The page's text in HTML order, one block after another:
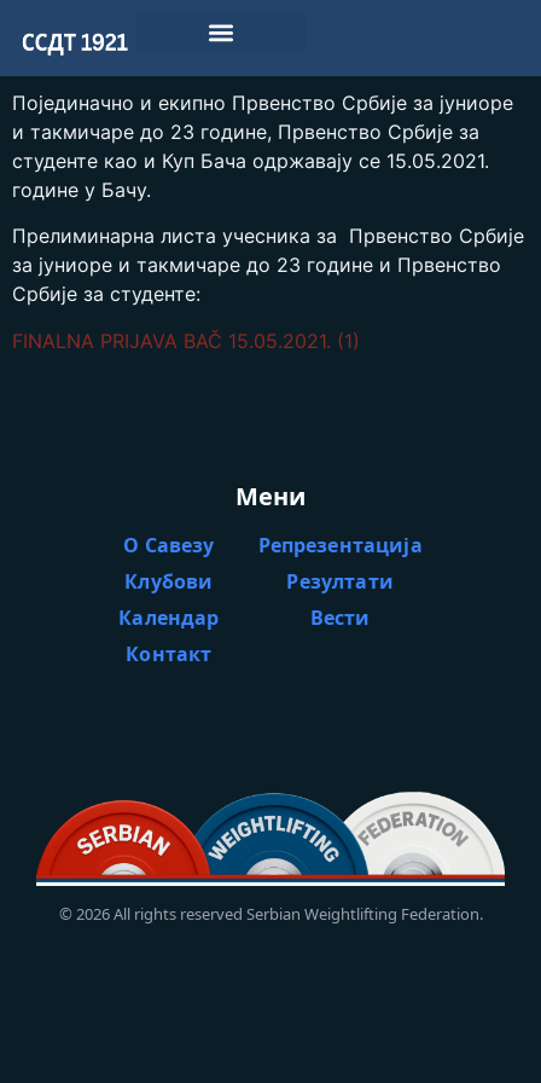
Појединачно и екипно Првенство Србије за јуниоре
и такмичаре до 23 године, Првенство Србије за
студенте као и Куп Бача одржавају се 15.05.2021.
године у Бачу.
Прелиминарна листа учесника за Првенство Србије
за јуниоре и такмичаре до 23 године и Првенство
Србије за студенте:
FINALNA PRIJAVA BAČ 15.05.2021. (1)
Мени
О Савезу
Репрезентација
Клубови
Резултати
Календар
Вести
Контакт
© 2026 All rights reserved Serbian Weightlifting Federation.